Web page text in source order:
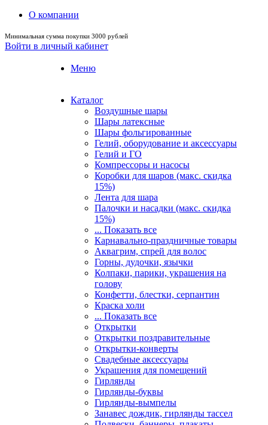
О компании
Минимальная сумма покупки 3000 рублей
Войти в личный кабинет
Меню
Каталог
Воздушные шары
Шары латексные
Шары фольгированные
Гелий, оборудование и аксессуары
Гелий и ГО
Компрессоры и насосы
Коробки для шаров (макс. скидка
15%)
Лента для шара
Палочки и насадки (макс. скидка
15%)
... Показать все
Карнавально-праздничные товары
Аквагрим, спрей для волос
Горны, дудочки, язычки
Колпаки, парики, украшения на
голову
Конфетти, блестки, серпантин
Краска холи
... Показать все
Открытки
Открытки поздравительные
Открытки-конверты
Свадебные аксессуары
Украшения для помещений
Гирлянды
Гирлянды-буквы
Гирлянды-вымпелы
Занавес дождик, гирлянды тассел